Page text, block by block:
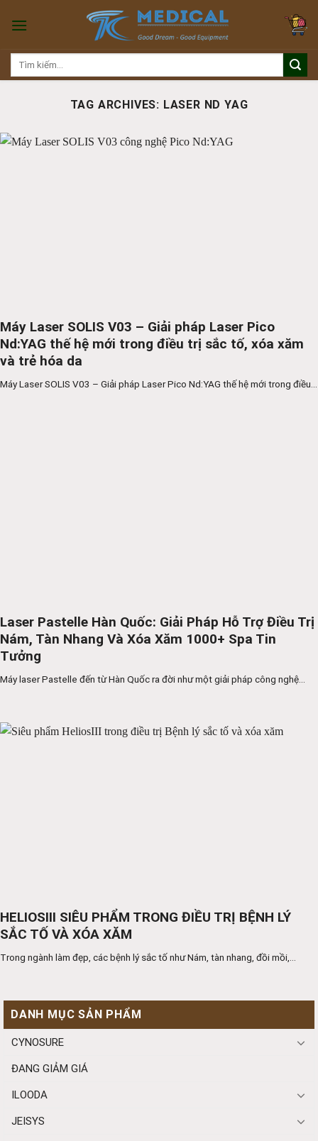
Tìm
TAG ARCHIVES: LASER ND YAG
Máy Laser SOLIS V03 – Giải pháp Laser Pico
Nd:YAG thế hệ mới trong điều trị sắc tố, xóa xăm
và trẻ hóa da
Máy Laser SOLIS V03 – Giải pháp Laser Pico Nd:YAG thế hệ mới trong điều...
Laser Pastelle Hàn Quốc: Giải Pháp Hỗ Trợ Điều Trị
Nám, Tàn Nhang Và Xóa Xăm 1000+ Spa Tin
Tưởng
Máy laser Pastelle đến từ Hàn Quốc ra đời như một giải pháp công nghệ...
HELIOSIII SIÊU PHẨM TRONG ĐIỀU TRỊ BỆNH LÝ
SẮC TỐ VÀ XÓA XĂM
Trong ngành làm đẹp, các bệnh lý sắc tố như Nám, tàn nhang, đồi mồi,...
DANH MỤC SẢN PHẨM
CYNOSURE
ĐANG GIẢM GIÁ
ILOODA
JEISYS